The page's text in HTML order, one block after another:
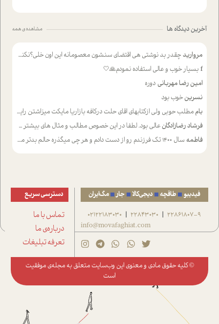
آخرین دیدگاه ها مشاهده ی همه
مروارید چقدر بد نوشتی هی اقتضای سنشون معصومانه این اون خلی؟نکنه تا چهل سالگی پوشکت میکردن و شیر میخوردی که به اینا میگی کودک
f بسیار خوب و عالی استفاده نمودم🙏🤍
امین رضا مهربانی دوره
نسرینخوب بود
بام مطلب حوبی ولی ازکتابهای اقای حلت درکافه بازاریا مایکت میزاشتن رایگان خوب بود ولی هرکدام خلاصه شده ش تومجله از طریق سایت هم خوبه اینکه درزیر اخرصفحه گذاشته شده خب ادم خبره میره نصب میکنه میخونه ولی هرکسی گوشیش ظرفیتش نداره باتشکر
فرشاد رضازادگان عالی بود. لطفا در این خصوص مطالب و مثال های بیشتر ی ارایه دهید
فاطمه سال ۱۴۰۰ تک فرزندم رو از دست دادم و هر چی میگذره حالم بدتر میشه و دلتنگتر تنایی رو ترجیح دادم و معاشرت برام سخت شده
فیدیبو طاقچه دیجی‌کالا جار مگ‌ایران
22861807-9
|
22843030
|
02122183030
info@movafaghiat.com
دسترسی سریع
تماس با ما
درباره‌ی ما
تعرفه تبلیغات
© کلیه حقوق مادی و معنوی این وب‌سایت متعلق به مجله‌ی موفقیت
است